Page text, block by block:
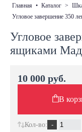
главная • каталог >
угловое завершение 350
Угловое
ящиками
10 000 руб.
В
Кол-во: